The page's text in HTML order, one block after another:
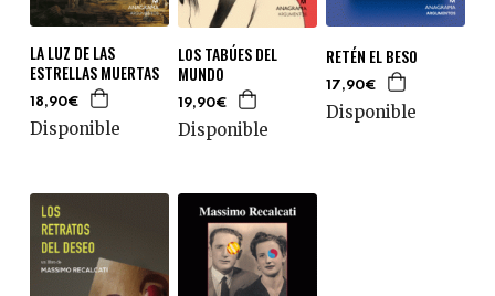
LA LUZ DE LAS
ESTRELLAS MUERTAS
18,90€
Disponible
LOS TABÚES DEL
MUNDO
19,90€
Disponible
RETÉN EL BESO
17,90€
Disponible